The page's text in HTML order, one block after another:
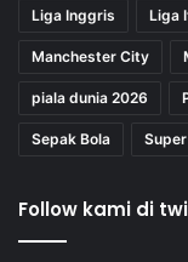
Liga Inggris Liga
Manchester City
piala dunia 2026
Sepak Bola
Follow kami di